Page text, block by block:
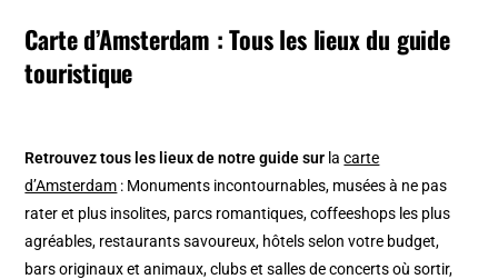
Carte d’Amsterdam : Tous les lieux du guide
touristique
Retrouvez tous les lieux de notre guide sur lacarte
d’Amsterdam : Monuments incontournables, musées à ne pas
rater et plus insolites, parcs romantiques, coffeeshops les plus
agréables, restaurants savoureux, hôtels selon votre budget,
bars originaux et animaux, clubs et salles de concerts où sortir,